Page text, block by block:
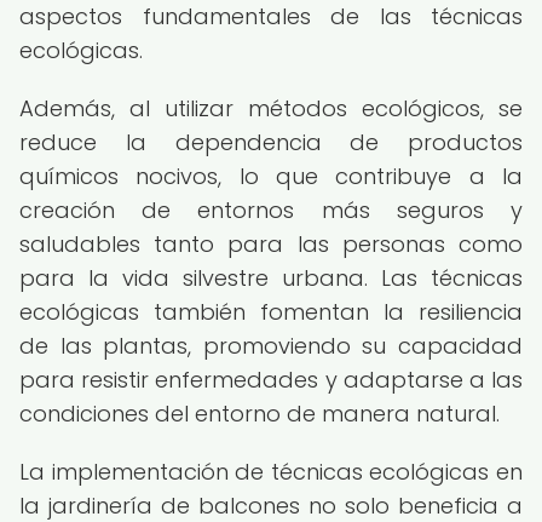
aspectos fundamentales de las técnicas
ecológicas.
Además, al utilizar métodos ecológicos, se
reduce la dependencia de productos
químicos nocivos, lo que contribuye a la
creación de entornos más seguros y
saludables tanto para las personas como
para la vida silvestre urbana. Las técnicas
ecológicas también fomentan la resiliencia
de las plantas, promoviendo su capacidad
para resistir enfermedades y adaptarse a las
condiciones del entorno de manera natural.
La implementación de técnicas ecológicas en
la jardinería de balcones no solo beneficia a